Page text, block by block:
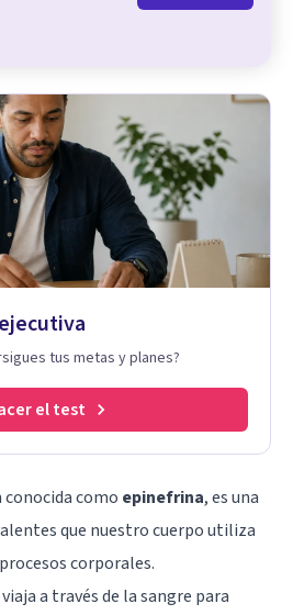
tus metas y planes?
el test
como epinefrina, es una
que nuestro cuerpo utiliza
corporales.
a través de la sangre para